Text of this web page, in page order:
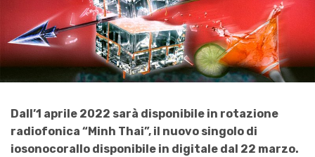
Dall’1 aprile 2022 sarà disponibile in rotazione
radiofonica “Minh Thai”, il nuovo singolo di
iosonocorallo disponibile in digitale dal 22 marzo.